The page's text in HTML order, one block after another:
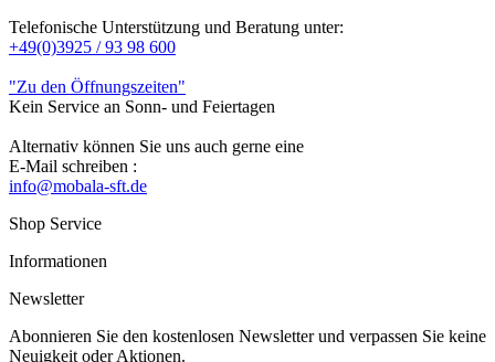
Telefonische Unterstützung und Beratung unter:
+49(0)3925 / 93 98 600
"Zu den Öffnungszeiten"
Kein Service an Sonn- und Feiertagen
Alternativ können Sie uns auch gerne eine
E-Mail schreiben :
info@mobala-sft.de
Shop Service
Informationen
Newsletter
Abonnieren Sie den kostenlosen Newsletter und verpassen Sie keine
Neuigkeit oder Aktionen.